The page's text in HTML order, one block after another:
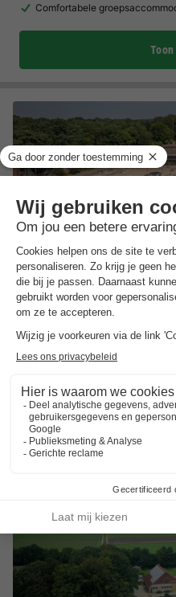
Comfortabele
Landal Landgoed 't Loo
Gelderland,T Loo Oldebroek
8.1 Zeer goed
In de buurt van Julianatoren
Aan de rand van de Veluwe